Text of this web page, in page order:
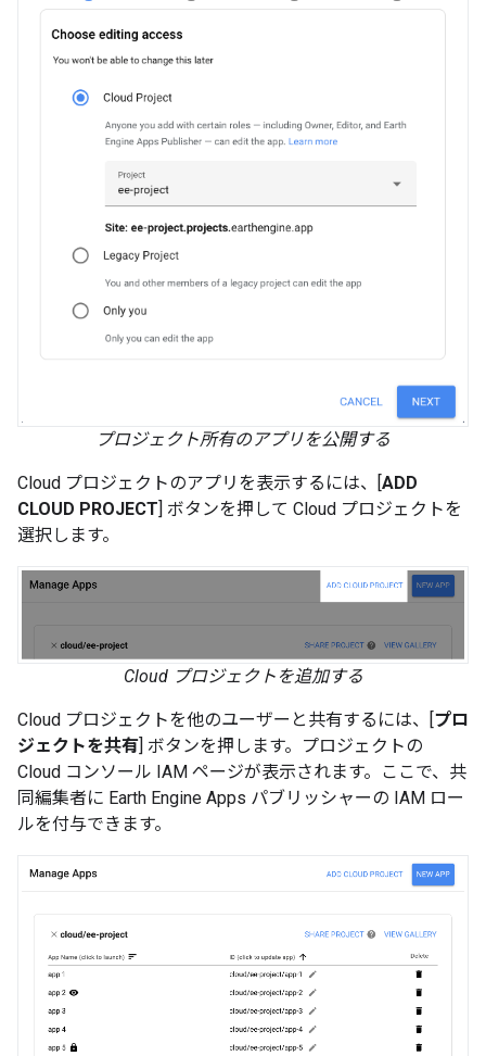
プロジェクト所有のアプリを公開する
Cloud プロジェクトのアプリを表示するには、[ADD
CLOUD PROJECT] ボタンを押して Cloud プロジェクトを
選択します。
Cloud プロジェクトを追加する
Cloud プロジェクトを他のユーザーと共有するには、[プロ
ジェクトを共有] ボタンを押します。プロジェクトの
Cloud コンソール IAM ページが表示されます。ここで、共
同編集者に Earth Engine Apps パブリッシャーの IAM ロー
ルを付与できます。